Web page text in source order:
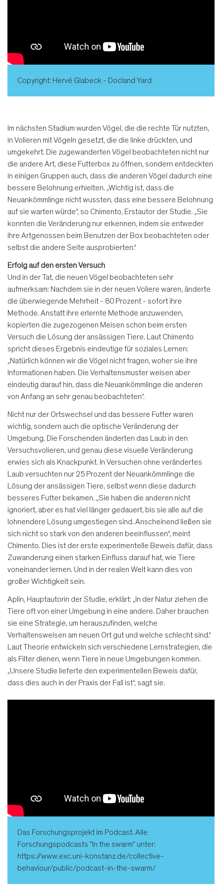
Copyright: Hervé Glabeck - Docland Yard
Im nächsten Stadium wurden Vögel, die die rechte Tür nutzten,
in Volieren mit Vögeln gesetzt, die die linke drückten, und
umgekehrt. Die zugewanderten Vögel beobachteten nicht nur
die andere Art, diese Futterbox zu öffnen, sondern entdeckten
in einigen Gruppen auch, dass die anderen Vögel dadurch eine
bessere Belohnung erhielten. „Wichtig ist, dass die
Neuankömmlinge nicht wussten, dass eine bessere Belohnung
auf sie warten würde“, so Chimento, Erstautor der Studie. „Sie
konnten die Veränderung nur erkennen, indem sie entweder
ihre Artgenossen beim Benutzen der Box beobachteten oder
selbst die andere Seite ausprobierten.“
Erfolg auf den ersten Versuch
Und in der Tat, die neuen Vögel beobachteten sehr
aufmerksam: Nachdem sie in der neuen Voliere waren, änderte
die überwiegende Mehrheit - 80 Prozent - sofort ihre
Methode. Anstatt ihre erlernte Methode anzuwenden,
kopierten die zugezogenen Meisen schon beim ersten
Versuch die Lösung der ansässigen Tiere. Laut Chimento
spricht dieses Ergebnis eindeutige für soziales Lernen:
„Natürlich können wir die Vögel nicht fragen, woher sie ihre
Informationen haben. Die Verhaltensmuster weisen aber
eindeutig darauf hin, dass die Neuankömmlinge die anderen
von Anfang an sehr genau beobachteten“.
Nicht nur der Ortswechsel und das bessere Futter waren
wichtig, sondern auch die optische Veränderung der
Umgebung. Die Forschenden änderten das Laub in den
Versuchsvolieren, und genau diese visuelle Veränderung
erwies sich als Knackpunkt. In Versuchen ohne verändertes
Laub versuchten nur 25 Prozent der Neuankömmlinge die
Lösung der ansässigen Tiere, selbst wenn diese dadurch
besseres Futter bekamen. „Sie haben die anderen nicht
ignoriert, aber es hat viel länger gedauert, bis sie alle auf die
lohnendere Lösung umgestiegen sind. Anscheinend ließen sie
sich nicht so stark von den anderen beeinflussen“, meint
Chimento. Dies ist der erste experimentelle Beweis dafür, dass
Zuwanderung einen starken Einfluss darauf hat, wie Tiere
voneinander lernen. Und in der realen Welt kann dies von
großer Wichtigkeit sein.
Aplin, Hauptautorin der Studie, erklärt: „In der Natur ziehen die
Tiere oft von einer Umgebung in eine andere. Daher brauchen
sie eine Strategie, um herauszufinden, welche
Verhaltensweisen am neuen Ort gut und welche schlecht sind.“
Laut Theorie entwickeln sich verschiedene Lernstrategien, die
als Filter dienen, wenn Tiere in neue Umgebungen kommen.
„Unsere Studie lieferte den experimentellen Beweis dafür,
dass dies auch in der Praxis der Fall ist“, sagt sie.
Das Forschungsprojekt im Podcast. Alle
Forschungspodcasts "In the swarm" unter:
https://www.exc.uni-konstanz.de/collective-
behaviour/public/podcast-in-the-swarm/